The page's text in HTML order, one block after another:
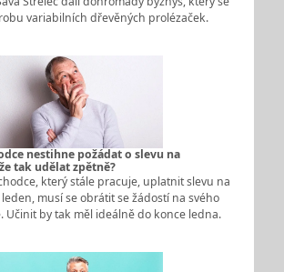
variabilních dřevěných prolézaček.
nestihne požádat o slevu na
tak udělat zpětně?
který stále pracuje, uplatnit slevu na
musí se obrátit se žádostí na svého
Učinit by tak měl ideálně do konce ledna.